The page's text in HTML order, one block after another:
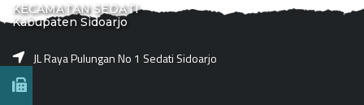
KECAMATAN SEDATI
Kabupaten Sidoarjo
JL Raya Pulungan No 1 Sedati Sidoarjo